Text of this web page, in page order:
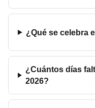
¿Qué se celebra
¿Cuántos días
2026?